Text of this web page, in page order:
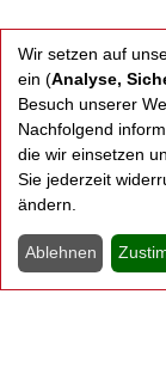
Wir setzen auf
ein (Analyse,
Besuch unserer
Nachfolgend
die wir einsetzen
Sie jederzeit
ändern.
Ablehnen